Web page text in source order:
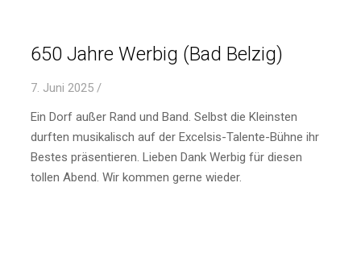
650 Jahre Werbig (Bad Belzig)
7. Juni 2025 /
Ein Dorf außer Rand und Band. Selbst die Kleinsten
durften musikalisch auf der Excelsis-Talente-Bühne ihr
Bestes präsentieren. Lieben Dank Werbig für diesen
tollen Abend. Wir kommen gerne wieder.